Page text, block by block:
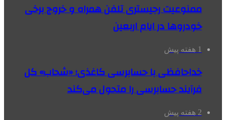
ممنوعیت رجیستری تلفن همراه و خروج برخی
خودروها در ایام اربعین
1 هفته پیش
خداحافظی با حسابرسی کاغذی؛ «شحاب» کل
فرآیند حسابرسی را متحول می‌کند
2 هفته پیش